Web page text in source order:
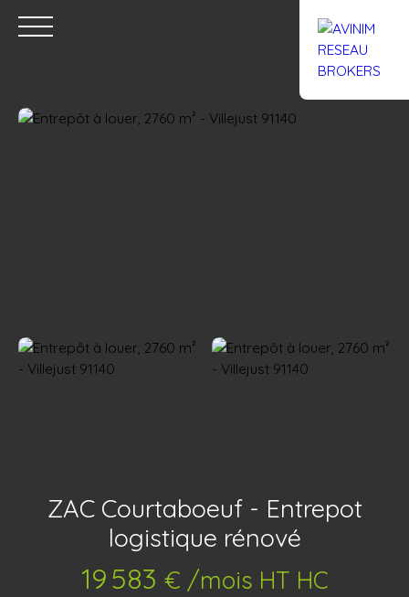
ZAC Courtaboeuf - Entrepot
logistique rénové
19 583 € /mois HT HC